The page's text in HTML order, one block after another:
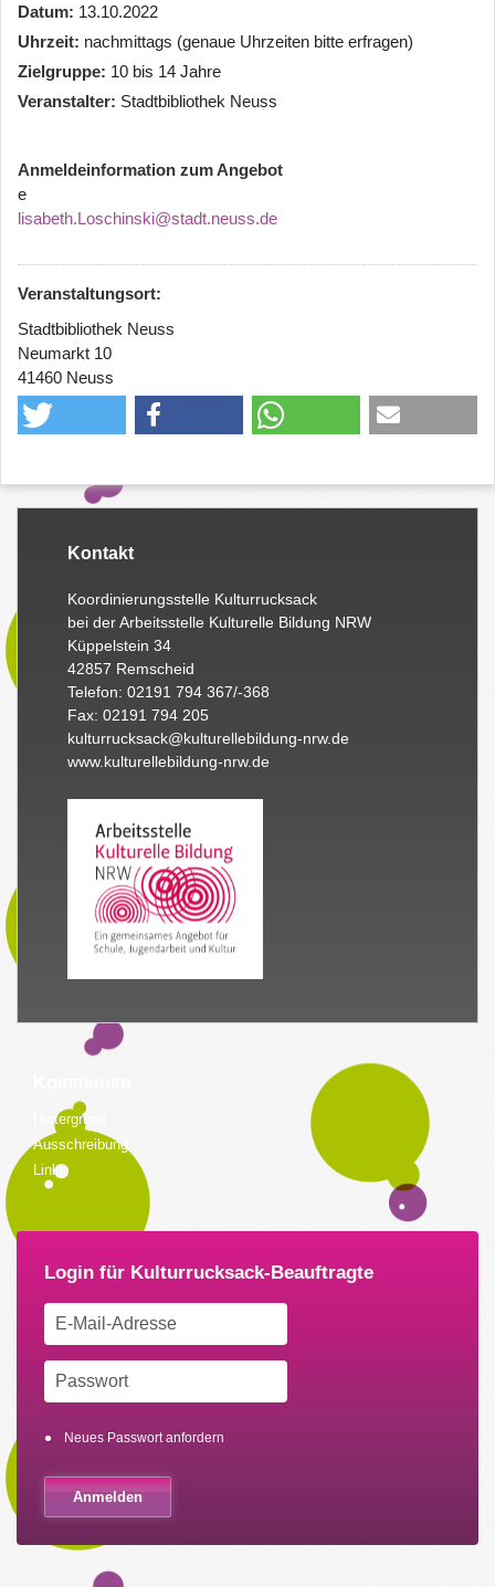
Datum 13.10.2022
Uhrzeit nachmittags (genaue Uhrzeiten bitte erfragen)
Zielgruppe 10 bis 14 Jahre
Veranstalter Stadtbibliothek Neuss
Anmeldeinformation zum Angebot
e
lisabeth.Loschinski@stadt.neuss.de
Veranstaltungsort:
Stadtbibliothek Neuss
Neumarkt 10
41460 Neuss
Kontakt
Koordinierungsstelle Kulturrucksack
bei der Arbeitsstelle Kulturelle Bildung NRW
Küppelstein 34
42857 Remscheid
Telefon: 02191 794 367/-368
Fax: 02191 794 205
kulturrucksack@kulturellebildung-nrw.de
www.kulturellebildung-nrw.de
Hintergrund
Ausschreibung
Links
Neues Passwort anfordern